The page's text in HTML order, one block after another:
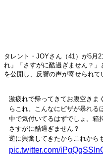
タレント・JOYさん（41）が5月
れ」「さすがに酷過ぎません？
を公開し、反響の声が寄せられて
激疲れで帰ってきてお腹空きま
らこれ。こんなにピザが暴れる
中で気付いてるはずでしょ。箱
さすがに酷過ぎません？
逆に興奮してきたからこれから
pic.twitter.com/